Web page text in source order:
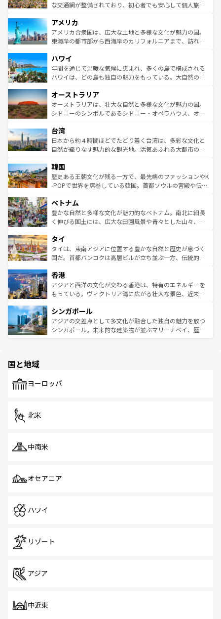
を参照してほしい。
戦など、本場だからこそできる体験も豊富。イギリスを旅
ンツ一覧を参照してほしい。
な交通網が整備されており、初心者でも安心して個人旅行
の建物がそのまま残る町や、スイスならではのユニークな
博物館もあり、アルプス観光だけでなく町歩きも満喫する
ことができる。国民の所得が高いため物価も高いが、旅行
ば市内交通費無料で観光を楽しむこともできる。 なお、新
着のスイス情報はコンテンツ一覧 を参照してほしい。
アメリカ
アメリカ合衆国は、広大な土地と多様な文化が魅力の国。
東海岸の都市部から西海岸のカリフォルニアまで、訪れる
のような巨大都市は、観光、ショッピング、エンターテイ
ンメントが詰まった刺激的なスポットだ。一方、アメリカ
西部には大自然が広がり、グランドキャニオンやイエロー
部のニューオーリンズでは、音楽と美食が融合した独特の
文化が魅力。旅行者はアメリカの各地域で異なる魅力を楽
しみながら、その多様性と豊かな歴史を感じることができ
ならではの贅沢な旅のスタイルだ。 なお、新着のアメリカ
情報はコンテンツ一覧を参照してほしい。
ハワイ
年間を通じて温暖な気候に恵まれ、多くの島で構成される
ハワイは、どの島も独自の魅力をもっている。大自然の神
ワイ島は見逃せない。また、定番の観光地といえばオアフ
島だが、静かな自然を求めるならマウイ島やカウアイ島が
おすすめ。エメラルドグリーンに輝く海をはじめ、豊かな
れるおもてなしの心で訪れる人々を迎えてくれるハワイの
人々、おいしいローカルフードやハワイアンミュージッ
ク、伝統的なフラダンスなど、すべてがハワイの魅力を彩
ワイを、存分に味わってほしい。 なお、新着のハワイ情報
はコンテンツ一覧を参照してほしい。
オーストラリア
オーストラリアは、壮大な自然と多様な文化が魅力の国。
シドニーのシンボルであるシドニー・オペラハウス、オー
リアリーフや大陸中央部にそびえるウルル（エアーズロッ
ク）、タスマニアの美しい原生林やケアンズの熱帯雨林な
ど、見どころがたくさん。また、カフェやワイン、オージ
いる。アクティビティも充実しており、サーフィンやダイ
ビング、ハイキングなど、アウトドア好きにはたまらな
い。オーストラリアの多彩な魅力を存分に味わいつくそ
参照してほしい。
台湾
日本から約４時間ほどでたどり着く台湾は、多彩な文化と
自然が織りなす魅力的な観光地。活気あふれる大都市の台
ン）、静ひつな山岳地帯である台湾東部など、都市の喧騒
と山間の静けさが共存しており、訪れる人に新しい発見と
驚きをもたらしてくれる。また、奥深い台湾の食文化も魅
容にもいいと評判のスイーツなど、バラエティ豊かな料理
が味わえる。 なお、新着の台湾情報は コンテンツ一覧を参
照してほしい。
韓国
歴史ある王朝文化が残る一方で、最先端のファッションやK
-POPで世界を席巻している韓国。首都ソウルの宮殿や伝統
き、地方に足を延ばせば四季折々の自然美を楽しむことが
できる。そして、キムチや焼肉、絶品のストリートフード
まで、さまざまな韓国料理が待っている。夜には、韓国な
リティに包まれながら、韓国の多彩な魅力を心ゆくまで味
わってみてほしい。 なお、新着の韓国情報はコンテンツ一
覧を参照してほしい。
ベトナム
豊かな自然と多様な文化が魅力的なベトナム。南北に細長
く伸びる国土には、広大な田園風景や青々とした山々、世
急速な発展と共に伝統が息づく。ハノイの古い町並みやホ
ーチミン市のフランス統治時代の建物も、独特の雰囲気を
醸し出している。また、バラエティの豊かさとおいしさで
とつ。フォーやバインミー、ベトナムコーヒーなどは、ぜ
ひ現地で味わいたい。どの地域を訪れてもあたたかい人々
が旅行者を迎えてくれるので、きっと忘れられない旅にな
参照してほしい。
タイ
タイは、東南アジアに位置する豊かな自然と歴史が息づく
国だ。首都バンコクは高層ビルが立ち並ぶ一方、伝統的な
の活気が交差している。北部ではチェンマイなどの山岳地
帯で自然と触れ合い、南部ではプーケットやクラビの美し
いビーチでリゾート気分を楽しむことができる。タイ料理
激する。気候は一年中温暖で、どの季節にも異なる楽しみ
が待っている。親しみやすいタイの人々、仏教を中心とし
た文化、そして多様な観光資源が、訪れる旅人を魅了し続
香港
アジアと西洋の文化が交わる香港は、特有のエネルギーを
もっている。ヴィクトリア湾に広がる壮大な景色、近未来
み、どこを訪れても感動するはず。観光スポットが密集し
ており、効率よく見どころを回れるのも魅力。息をのむよ
うな絶景から文化的な体験まで、香港を存分に楽しみ尽く
シンガポール
アジアの交差点として多文化が融合した独自の魅力を放つ
シンガポール。未来的な建築物が並ぶマリーナベイ、歴史
で、ホーカーズは地元の風情を楽しめる外せないスポット
国と地域
ヨーロッパ
北米
中南米
オセアニア
ハワイ
リゾート
アジア
中近東